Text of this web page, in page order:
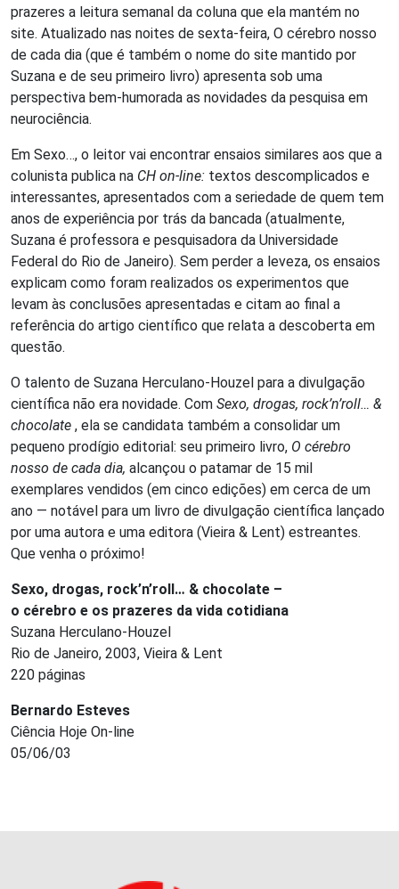
prazeres a leitura semanal da coluna que ela mantém no
site. Atualizado nas noites de sexta-feira, O cérebro nosso
de cada dia (que é também o nome do site mantido por
Suzana e de seu primeiro livro) apresenta sob uma
perspectiva bem-humorada as novidades da pesquisa em
neurociência.
Em Sexo…, o leitor vai encontrar ensaios similares aos que a
colunista publica na CH on-line: textos descomplicados e
interessantes, apresentados com a seriedade de quem tem
anos de experiência por trás da bancada (atualmente,
Suzana é professora e pesquisadora da Universidade
Federal do Rio de Janeiro). Sem perder a leveza, os ensaios
explicam como foram realizados os experimentos que
levam às conclusões apresentadas e citam ao final a
referência do artigo científico que relata a descoberta em
questão.
O talento de Suzana Herculano-Houzel para a divulgação
científica não era novidade. Com Sexo, drogas, rock’n’roll… &
chocolate , ela se candidata também a consolidar um
pequeno prodígio editorial: seu primeiro livro, O cérebro
nosso de cada dia, alcançou o patamar de 15 mil
exemplares vendidos (em cinco edições) em cerca de um
ano — notável para um livro de divulgação científica lançado
por uma autora e uma editora (Vieira & Lent) estreantes.
Que venha o próximo!
Sexo, drogas, rock’n’roll… & chocolate –
o cérebro e os prazeres da vida cotidiana
Suzana Herculano-Houzel
Rio de Janeiro, 2003, Vieira & Lent
220 páginas
Bernardo Esteves
Ciência Hoje On-line
05/06/03